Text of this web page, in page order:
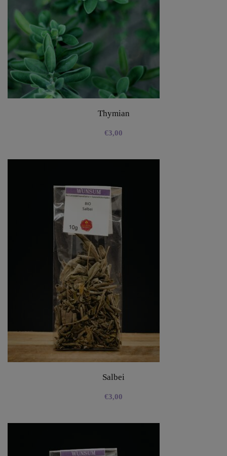
Thymian
€3,00
Salbei
€3,00